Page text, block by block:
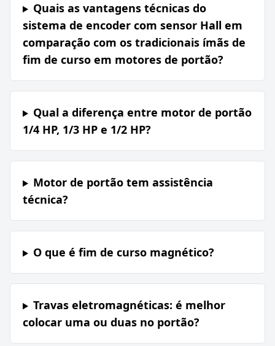
Quais as vantagens técnicas do
sistema de encoder com sensor Hall em
comparação com os tradicionais ímãs de
fim de curso em motores de portão?
Qual a diferença entre motor de portão
1/4 HP, 1/3 HP e 1/2 HP?
Motor de portão tem assistência
técnica?
O que é fim de curso magnético?
Travas eletromagnéticas: é melhor
colocar uma ou duas no portão?